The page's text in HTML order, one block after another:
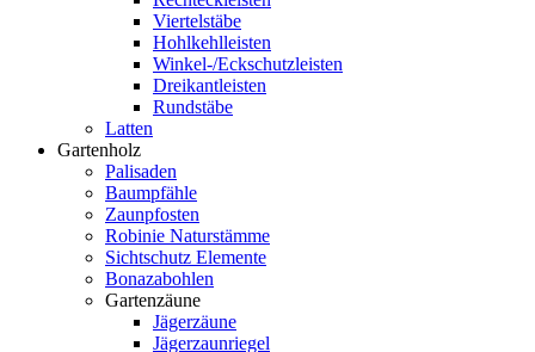
Viertelstäbe
Hohlkehlleisten
Winkel-/Eckschutzleisten
Dreikantleisten
Rundstäbe
Latten
Gartenholz
Palisaden
Baumpfähle
Zaunpfosten
Robinie Naturstämme
Sichtschutz Elemente
Bonazabohlen
Gartenzäune
Jägerzäune
Jägerzaunriegel